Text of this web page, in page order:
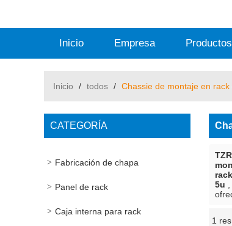
Inicio Empresa Productos
Inicio / todos / Chassie de montaje en rack
CATEGORÍA
Fabricación de chapa
Panel de rack
Caja interna para rack
TZR
5u
1